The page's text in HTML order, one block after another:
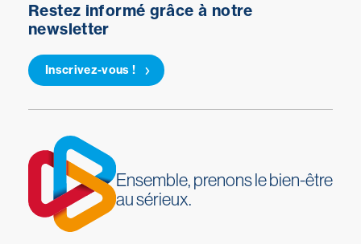
Restez informé grâce à notre
newsletter
Inscrivez-vous !
Ensemble, prenons le bien-être
au sérieux.